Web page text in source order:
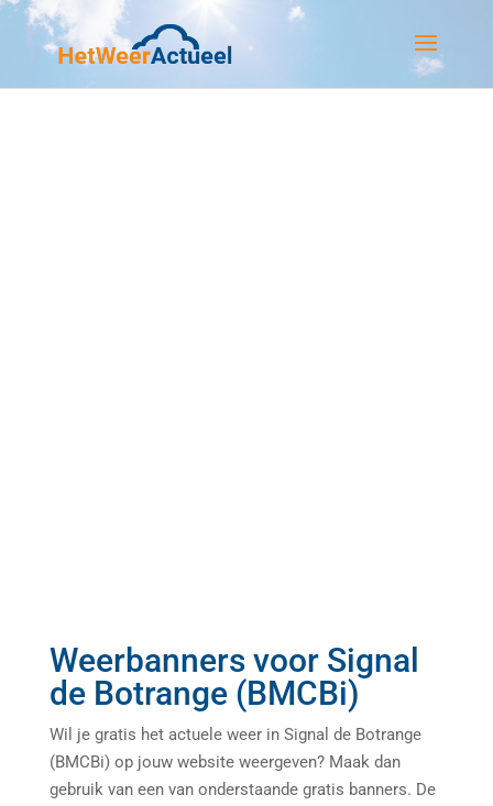
Weerbanners voor Signal
de Botrange (BMCBi)
Wil je gratis het actuele weer in Signal de Botrange
(BMCBi) op jouw website weergeven? Maak dan
gebruik van een van onderstaande gratis banners. De